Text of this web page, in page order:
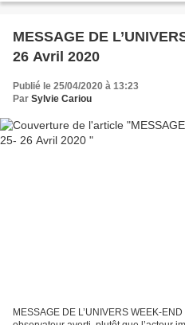
MESSAGE DE
26 Avril 2020 ​​​​​​​
Publié le 25/04/2020 à 13:23
Par Sylvie Cariou
MESSAGE DE L’UNIVERS WEEK-